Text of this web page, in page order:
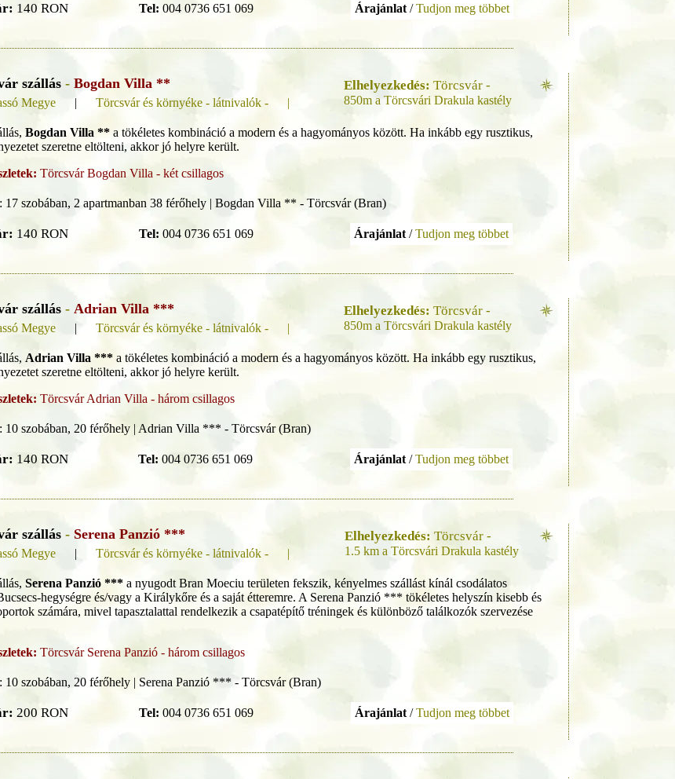
140 RON Tel: 004 0736 651 069 Árajánlat /Tudjon meg többet
szállás - Bogdan Villa **
Megye | Törcsvár és környéke - látnivalók - |
Elhelyezkedés: Törcsvár -
850m a Törcsvári Drakula kastély
Bogdan Villa ** a tökéletes kombináció a modern és a hagyományos között. Ha inkább egy rusztikus,
szeretne eltölteni, akkor jó helyre került.
Törcsvár Bogdan Villa - két csillagos
: 17 szobában, 2 apartmanban 38 férőhely | Bogdan Villa ** - Törcsvár (Bran)
140 RON Tel: 004 0736 651 069 Árajánlat /Tudjon meg többet
szállás - Adrian Villa ***
Megye | Törcsvár és környéke - látnivalók - |
Elhelyezkedés: Törcsvár -
850m a Törcsvári Drakula kastély
Adrian Villa *** a tökéletes kombináció a modern és a hagyományos között. Ha inkább egy rusztikus,
szeretne eltölteni, akkor jó helyre került.
Törcsvár Adrian Villa - három csillagos
: 10 szobában, 20 férőhely | Adrian Villa *** - Törcsvár (Bran)
140 RON Tel: 004 0736 651 069 Árajánlat /Tudjon meg többet
szállás - Serena Panzió ***
Megye | Törcsvár és környéke - látnivalók - |
Elhelyezkedés: Törcsvár -
1.5 km a Törcsvári Drakula kastély
Serena Panzió *** a nyugodt Bran Moeciu területen fekszik, kényelmes szállást kínál csodálatos
hegységre és/vagy a Királykőre és a saját étteremre. A Serena Panzió *** tökéletes helyszín kisebb és
számára, mivel tapasztalattal rendelkezik a csapatépítő tréningek és különböző találkozók szervezése
Törcsvár Serena Panzió - három csillagos
: 10 szobában, 20 férőhely | Serena Panzió *** - Törcsvár (Bran)
200 RON Tel: 004 0736 651 069 Árajánlat /Tudjon meg többet